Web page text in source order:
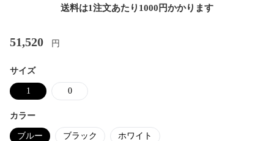
送料は1注文あたり 1000 円かかります
51,520 円
サイズ
1 0
カラー
ブルー ブラック ホワイト